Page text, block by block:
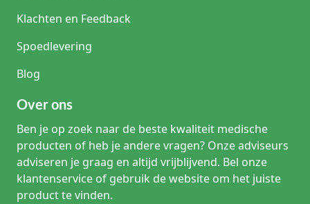
Klachten en Feedback
Spoedlevering
Blog
Over ons
Ben je op zoek naar de beste kwaliteit medische
producten of heb je andere vragen? Onze adviseurs
adviseren je graag en altijd vrijblijvend. Bel onze
klantenservice of gebruik de website om het juiste
product te vinden.